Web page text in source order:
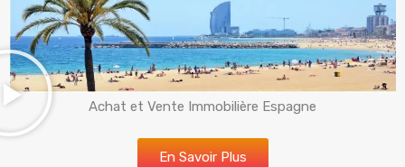
Achat et Vente Immobilière Espagne
En Savoir Plus